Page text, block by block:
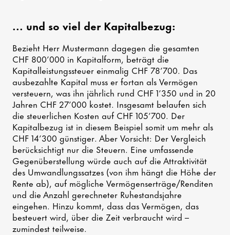
... und so viel der Kapitalbezug:
Bezieht Herr Mustermann dagegen die gesamten
CHF 800’000 in Kapitalform, beträgt die
Kapitalleistungssteuer einmalig CHF 78’700. Das
ausbezahlte Kapital muss er fortan als Vermögen
versteuern, was ihn jährlich rund CHF 1’350 und in 20
Jahren CHF 27’000 kostet. Insgesamt belaufen sich
die steuerlichen Kosten auf CHF 105’700. Der
Kapitalbezug ist in diesem Beispiel somit um mehr als
CHF 14’300 günstiger. Aber Vorsicht: Der Vergleich
berücksichtigt nur die Steuern. Eine umfassende
Gegenüberstellung würde auch auf die Attraktivität
des Umwandlungssatzes (von ihm hängt die Höhe der
Rente ab), auf mögliche Vermögenserträge/Renditen
und die Anzahl gerechneter Ruhestandsjahre
eingehen. Hinzu kommt, dass das Vermögen, das
besteuert wird, über die Zeit verbraucht wird –
zumindest teilweise.